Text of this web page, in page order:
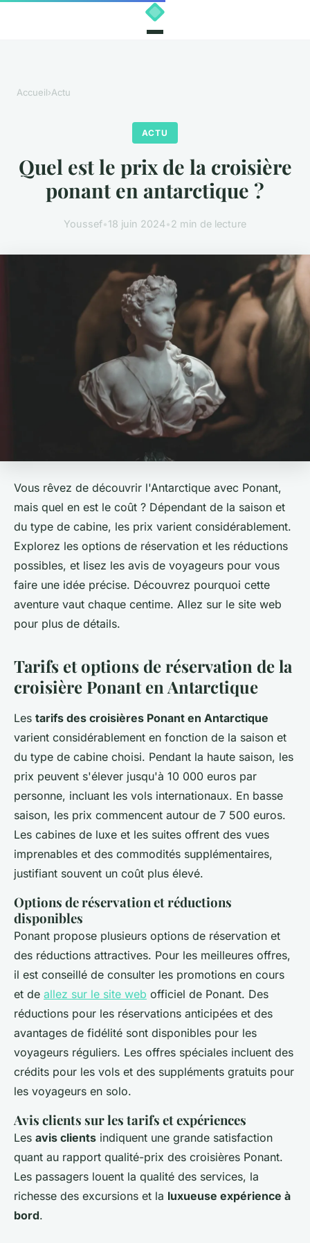
Accueil›Actu
ACTU
Quel est le prix de la croisière
ponant en antarctique ?
Youssef•18 juin 2024•2 min de lecture
Vous rêvez de découvrir l'Antarctique avec Ponant,
mais quel en est le coût ? Dépendant de la saison et
du type de cabine, les prix varient considérablement.
Explorez les options de réservation et les réductions
possibles, et lisez les avis de voyageurs pour vous
faire une idée précise. Découvrez pourquoi cette
aventure vaut chaque centime. Allez sur le site web
pour plus de détails.
Tarifs et options de réservation de la
croisière Ponant en Antarctique
Les tarifs des croisières Ponant en Antarctique
varient considérablement en fonction de la saison et
du type de cabine choisi. Pendant la haute saison, les
prix peuvent s'élever jusqu'à 10 000 euros par
personne, incluant les vols internationaux. En basse
saison, les prix commencent autour de 7 500 euros.
Les cabines de luxe et les suites offrent des vues
imprenables et des commodités supplémentaires,
justifiant souvent un coût plus élevé.
Options de réservation et réductions
disponibles
Ponant propose plusieurs options de réservation et
des réductions attractives. Pour les meilleures offres,
il est conseillé de consulter les promotions en cours
et de allez sur le site web officiel de Ponant. Des
réductions pour les réservations anticipées et des
avantages de fidélité sont disponibles pour les
voyageurs réguliers. Les offres spéciales incluent des
crédits pour les vols et des suppléments gratuits pour
les voyageurs en solo.
Avis clients sur les tarifs et expériences
Les avis clients indiquent une grande satisfaction
quant au rapport qualité-prix des croisières Ponant.
Les passagers louent la qualité des services, la
richesse des excursions et la luxueuse expérience à
bord.